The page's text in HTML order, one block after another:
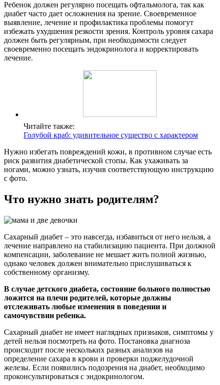
Ребенок должен регулярно посещать офтальмолога, так как
диабет часто дает осложнения на зрение. Своевременное
выявление, лечение и профилактика проблемы помогут
избежать ухудшения резкости зрения. Контроль уровня сахара
должен быть регулярным, при необходимости следует
своевременно посещать эндокринолога и корректировать
лечение.
Читайте также:
Голубой краб: удивительное существо с характером
Нужно избегать повреждений кожи, в противном случае есть
риск развития диабетической стопы. Как ухаживать за
ногами, можно узнать, изучив соответствующую инструкцию
с фото.
Что нужно знать родителям?
Сахарный диабет – это навсегда, избавиться от него нельзя, а
лечение направлено на стабилизацию пациента. При должной
компенсации, заболевание не мешает жить полной жизнью,
однако человек должен внимательно прислушиваться к
собственному организму.
В случае детского диабета, состояние больного полностью
ложится на плечи родителей, которые должны
отслеживать любые изменения в поведении и
самочувствии ребенка.
Сахарный диабет не имеет наглядных признаков, симптомы у
детей нельзя посмотреть на фото. Постановка диагноза
происходит после нескольких разных анализов на
определение сахара в крови и проверки поджелудочной
железы. Если появились подозрения на диабет, необходимо
проконсультироваться с эндокринологом.